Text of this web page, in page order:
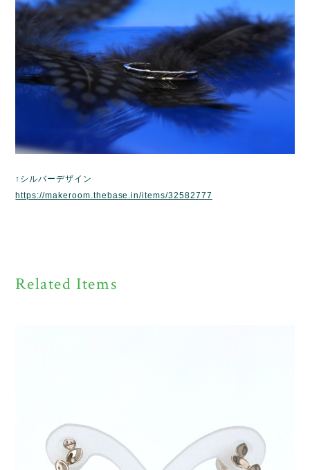
↑シルバーデザイン
https://makeroom.thebase.in/items/32582777
Related Items